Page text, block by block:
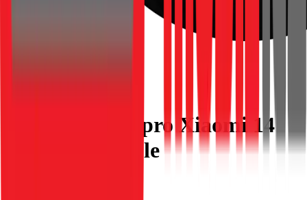
Hybridní sklo pro Xiaomi 14
Bestsuit Flexible